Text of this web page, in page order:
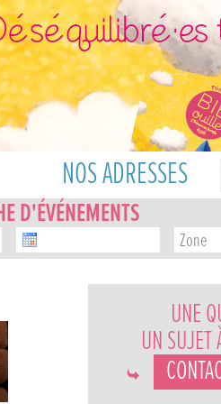
NOS ADRESSES
D'ÉVÉNEMENTS
Zone
UNE
UN SUJET